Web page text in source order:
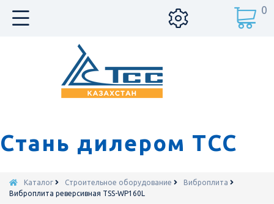
Стань дилером ТСС
0
Каталог Строительное оборудование
Виброплита
Виброплита реверсивная TSS-WP160L